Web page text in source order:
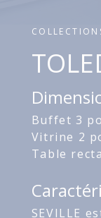
Buffet 3
Vitrine 2
Table
SEVILLE